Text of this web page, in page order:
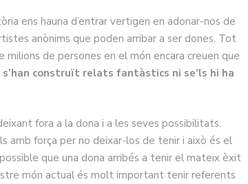
ens hauria d’entrar vertigen en adonar-nos de
anònims que poden arribar a ser dones. Tot
de persones en el món encara creuen que
s’han construït relats fantàstics ni se’ls hi ha
fora a la dona i a les seves possibilitats.
amb força per no deixar-los de tenir i això és el
que una dona arribés a tenir el mateix èxit
món actual és molt important tenir referents